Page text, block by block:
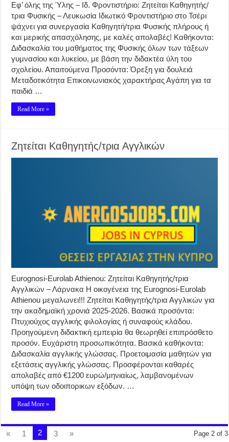
Εφ’ όλης της Ύλης – Ιδ. Φροντιστήριο: Ζητείται Καθηγητής/
τρια Φυσικής – Λευκωσία Ιδιωτικό Φροντιστήριο στο Τσέρι
ψάχνει για συνεργασία Καθηγητή/τρια Φυσικής πλήρους ή
και μερικής απασχόλησης, με καλές απολαβές! Καθήκοντα:
Διδασκαλία του μαθήματος της Φυσικής όλων των τάξεων
γυμνασίου και λυκείου, με βάση την διδακτέα ύλη του
σχολείου. Απαιτούμενα Προσόντα: Όρεξη για δουλειά
Μεταδοτικότητα Επικοινωνιακός χαρακτήρας Αγάπη για τα
παιδιά …
Read More »
Ζητείται Καθηγητής/τρια Αγγλικών
Eurognosi-Eurolab Athienou: Ζητείται Καθηγητής/τρια
Αγγλικών – Λάρνακα Η οικογένεια της Eurognosi-Eurolab
Athienou μεγαλωνει!!! Zητείται Καθηγητής/τρια Αγγλικών για
την ακαδημαϊκή χρονιά 2025-2026. Βασικά προσόντα:
Πτυχιούχος αγγλικής φιλολογίας ή συναφούς κλάδου.
Προηγούμενη διδακτική εμπειρία θα θεωρηθεί επιπρόσθετο
προσόν. Ευχάριστη προσωπικότητα. Βασικά καθήκοντα:
Διδασκαλία αγγλικής γλώσσας. Προετοιμασία μαθητών για
εξετάσεις αγγλικής γλώσσας. Προσφέρονται καθαρές
απολαβές από €1200 ευρώ/μηνιαίως, λαμβανομένων
υπόψη των οδοιπορικων εξόδων. …
Read More »
Page 2 of 3
« 1 2 3 »